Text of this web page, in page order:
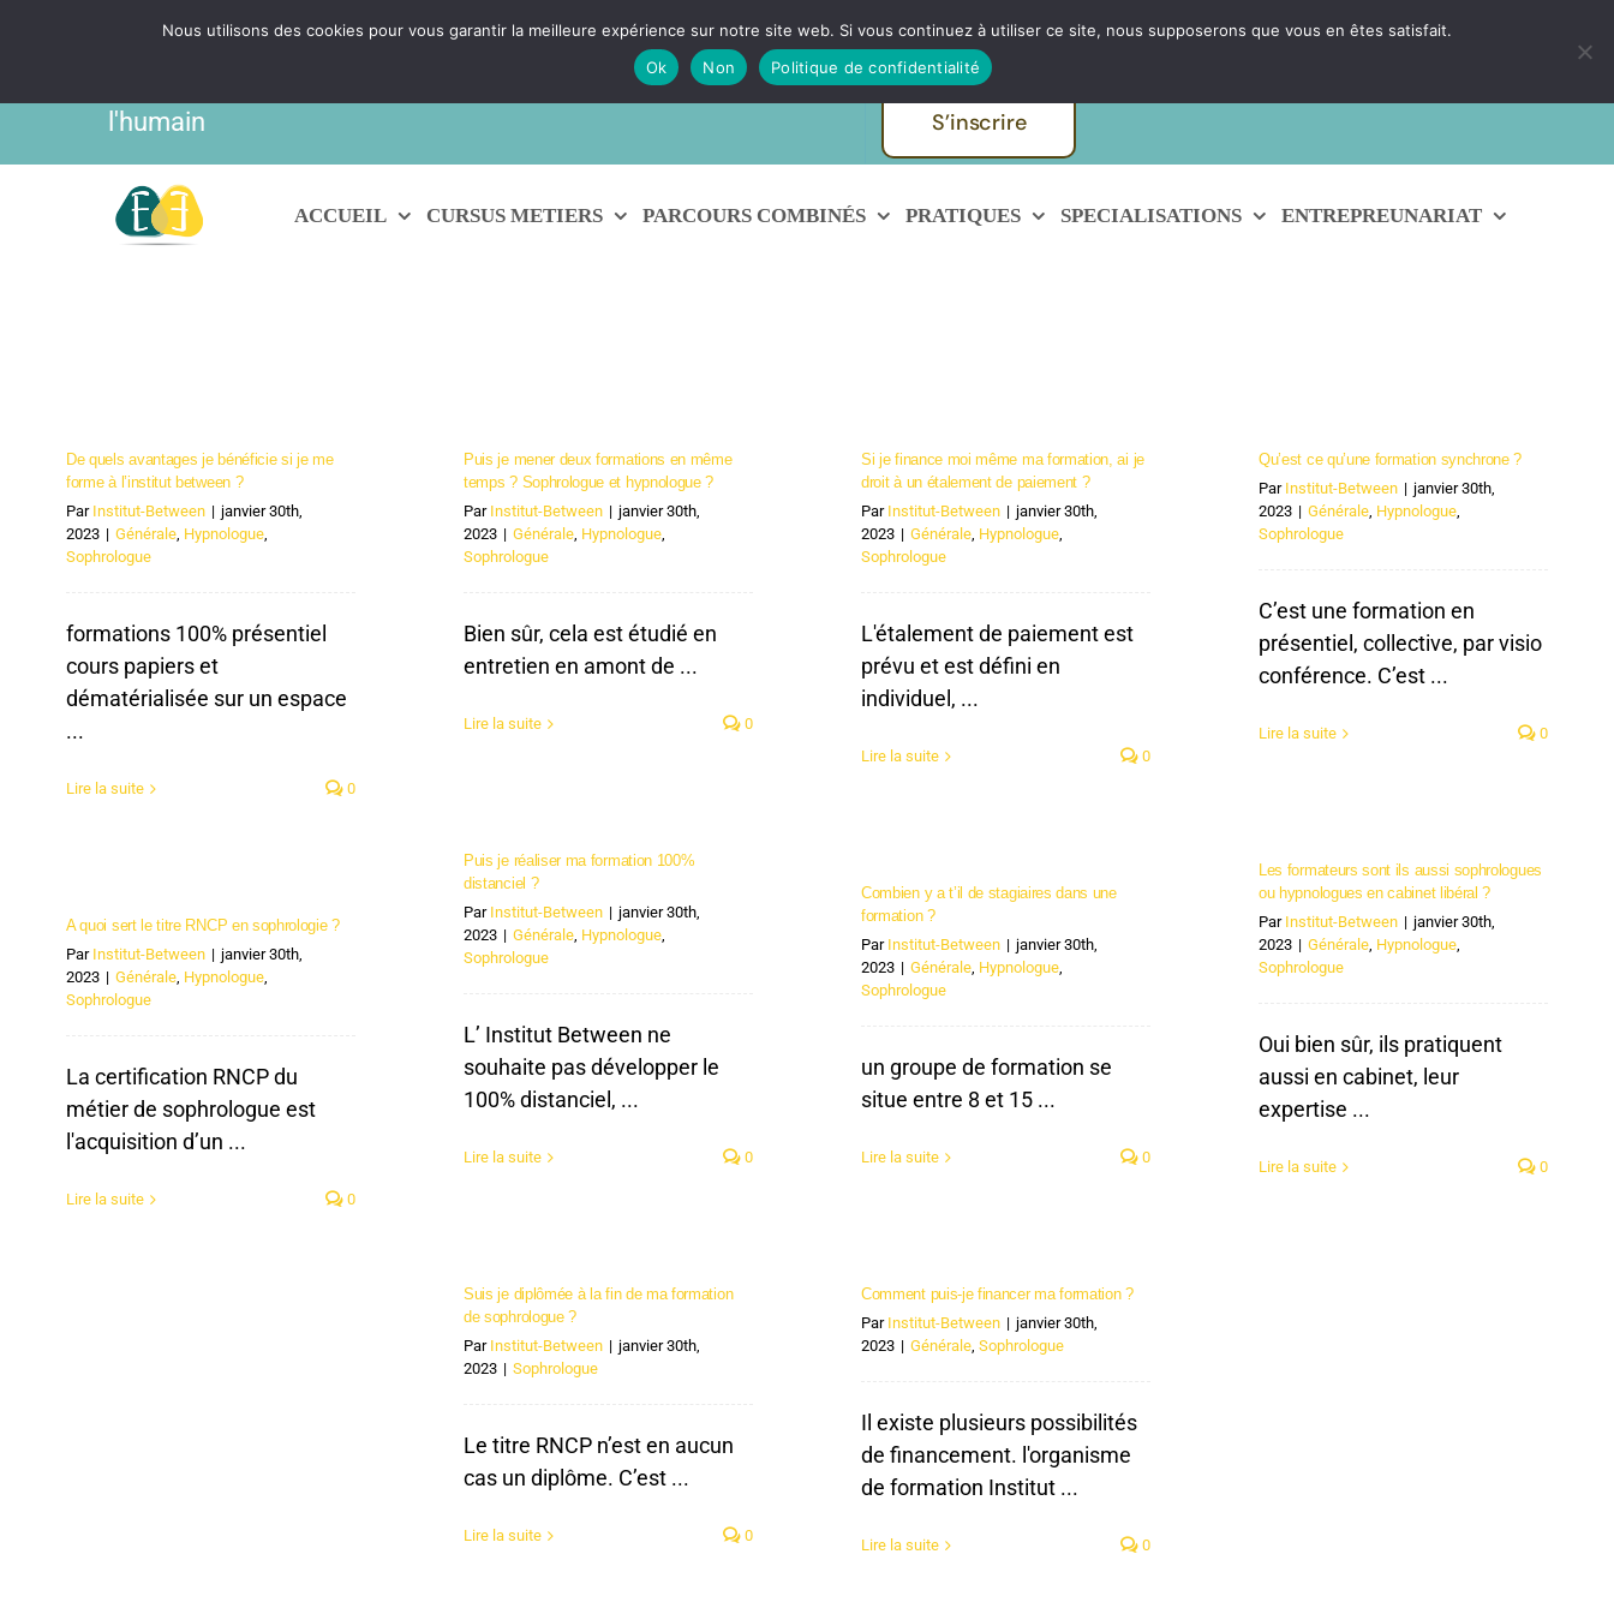
IBF | EVOLUTION FORMATIONS - Pratiques et métiers de
l'humain
Echanger avec un conseiller
S’inscrire
ACCUEIL CURSUS METIERS PARCOURS COMBINÉS PRATIQUES SPECIALISATIONS ENTREPREUNARIAT
De quels avantages je bénéficie si je me
forme à l’institut between ?
Par Institut-Between | janvier 30th,
2023 | Générale, Hypnologue,
Sophrologue
formations 100% présentiel
cours papiers et
dématérialisée sur un espace
...
Lire la suite 0
Puis je mener deux formations en même
temps ? Sophrologue et hypnologue ?
Par Institut-Between | janvier 30th,
2023 | Générale, Hypnologue,
Sophrologue
Bien sûr, cela est étudié en
entretien en amont de ...
Lire la suite 0
Si je finance moi même ma formation, ai je
droit à un étalement de paiement ?
Par Institut-Between | janvier 30th,
2023 | Générale, Hypnologue,
Sophrologue
L'étalement de paiement est
prévu et est défini en
individuel, ...
Lire la suite 0
Qu’est ce qu’une formation synchrone ?
Par Institut-Between | janvier 30th,
2023 | Générale, Hypnologue,
Sophrologue
C’est une formation en
présentiel, collective, par visio
conférence. C’est ...
Lire la suite 0
Puis je réaliser ma formation 100%
distanciel ?
Par Institut-Between | janvier 30th,
2023 | Générale, Hypnologue,
Sophrologue
L’ Institut Between ne
souhaite pas développer le
100% distanciel, ...
Lire la suite 0
Les formateurs sont ils aussi sophrologues
ou hypnologues en cabinet libéral ?
Par Institut-Between | janvier 30th,
2023 | Générale, Hypnologue,
Sophrologue
Oui bien sûr, ils pratiquent
aussi en cabinet, leur
expertise ...
Lire la suite 0
Combien y a t’il de stagiaires dans une
formation ?
Par Institut-Between | janvier 30th,
2023 | Générale, Hypnologue,
Sophrologue
un groupe de formation se
situe entre 8 et 15 ...
Lire la suite 0
A quoi sert le titre RNCP en sophrologie ?
Par Institut-Between | janvier 30th,
2023 | Générale, Hypnologue,
Sophrologue
La certification RNCP du
métier de sophrologue est
l'acquisition d’un ...
Lire la suite 0
Suis je diplômée à la fin de ma formation
de sophrologue ?
Par Institut-Between | janvier 30th,
2023 | Sophrologue
Le titre RNCP n’est en aucun
cas un diplôme. C’est ...
Lire la suite 0
Comment puis-je financer ma formation ?
Par Institut-Between | janvier 30th,
2023 | Générale, Sophrologue
Il existe plusieurs possibilités
de financement. l'organisme
de formation Institut ...
Lire la suite 0
Nous utilisons des cookies pour vous garantir la meilleure expérience sur notre site web. Si vous continuez à utiliser ce site, nous supposerons que vous en êtes satisfait.
Ok
Non Politique de confidentialité